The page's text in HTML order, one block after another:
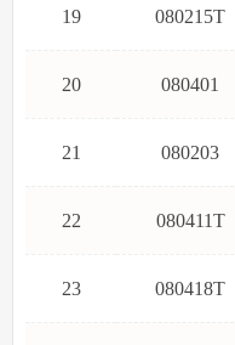
19 080215T
20 080401
21 080203
22 080411T
23 080418T